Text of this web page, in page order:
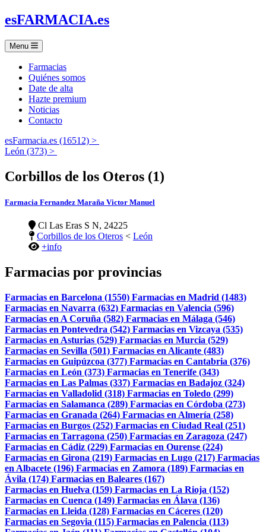
esFARMACIA.es
Menu
Farmacias
Quiénes somos
Date de alta
Hazte premium
Noticias
Contacto
esFarmacia.es (16512) >
León (373) >
Corbillos de los Oteros (1)
Farmacia Fernandez Maraña Victor Manuel
Cl Las Eras S N, 24225
Corbillos de los Oteros < León
+info
Farmacias por provincias
Farmacias en Barcelona (1550) Farmacias en Madrid (1483)
Farmacias en Navarra (632) Farmacias en Valencia (596)
Farmacias en A Coruña (582) Farmacias en Málaga (546)
Farmacias en Pontevedra (542) Farmacias en Vizcaya (535)
Farmacias en Asturias (529) Farmacias en Murcia (529)
Farmacias en Sevilla (501) Farmacias en Alicante (483)
Farmacias en Guipúzcoa (377) Farmacias en Cantabria (376)
Farmacias en León (373) Farmacias en Tenerife (343)
Farmacias en Las Palmas (337) Farmacias en Badajoz (324)
Farmacias en Valladolid (318) Farmacias en Toledo (299)
Farmacias en Salamanca (289) Farmacias en Córdoba (273)
Farmacias en Granada (264) Farmacias en Almería (258)
Farmacias en Burgos (252) Farmacias en Ciudad Real (251)
Farmacias en Tarragona (250) Farmacias en Zaragoza (247)
Farmacias en Cádiz (229) Farmacias en Ourense (224)
Farmacias en Girona (219) Farmacias en Lugo (217) Farmacias
en Albacete (196) Farmacias en Zamora (189) Farmacias en
Ávila (174) Farmacias en Baleares (167)
Farmacias en Huelva (159) Farmacias en La Rioja (152)
Farmacias en Cuenca (149) Farmacias en Álava (136)
Farmacias en Lleida (128) Farmacias en Cáceres (120)
Farmacias en Segovia (115) Farmacias en Palencia (113)